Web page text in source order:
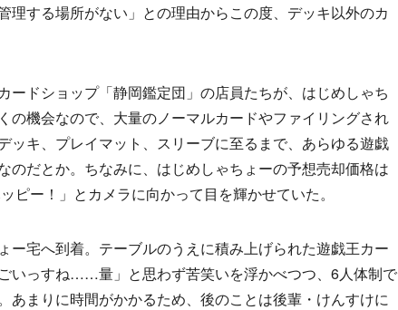
理する場所がない」との理由からこの度、デッキ以外のカ
ドショップ「静岡鑑定団」の店員たちが、はじめしゃち
の機会なので、大量のノーマルカードやファイリングされ
ッキ、プレイマット、スリーブに至るまで、あらゆる遊戯
のだとか。ちなみに、はじめしゃちょーの予想売却価格は
ピー！」とカメラに向かって目を輝かせていた。
宅へ到着。テーブルのうえに積み上げられた遊戯王カー
いっすね……量」と思わず苦笑いを浮かべつつ、6人体制で
あまりに時間がかかるため、後のことは後輩・けんすけに